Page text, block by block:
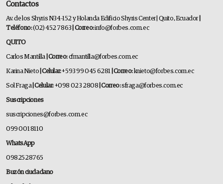
Contactos
Av. de los Shyris N34-152 y Holanda Edificio Shyris Center | Quito, Ecuador
Teléfono:(02) 452 7863 | Correo:info@forbes.com.ec
QUITO
Carlos Mantilla | Correo:cfmantilla@forbes.com.ec
Karina Nieto | Celular:+593 99 045 6281 | Correo:knieto@forbes.com.ec
Sol Fraga| Celular:+098 023 2808 | Correo:sfraga@forbes.com.ec
Suscripciones
suscripciones@forbes.com.ec
099 001 8110
WhatsApp
0982528765
Buzón ciudadano